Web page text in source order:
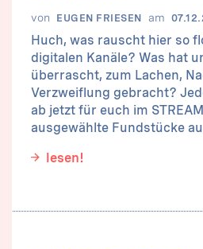
von EUGEN FRIESEN am
Huch, was rauscht hier so
digitalen Kanäle? Was hat
überrascht, zum Lachen,
Verzweiflung gebracht?
ab jetzt für euch im
ausgewählte Fundstücke
lesen!